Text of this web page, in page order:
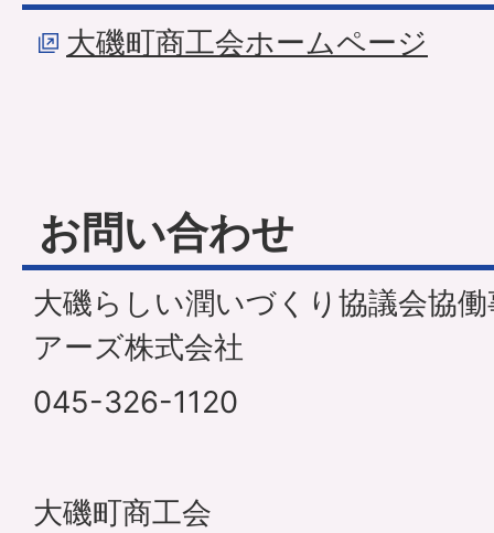
大磯町商工会ホームページ
お問い合わせ
大磯らしい潤いづくり協議会協
アーズ株式会社
045-326-1120
大磯町商工会